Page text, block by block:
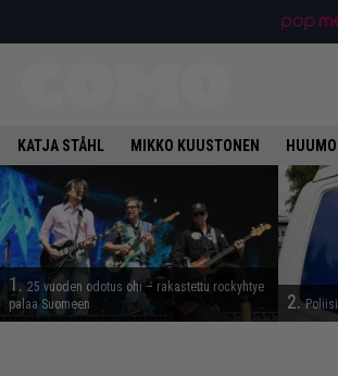
KATJA STÅHL MIKKO KUUSTONEN
1. 25 vuoden odotus ohi – rakastettu rockyhtye
palaa Suomeen
2.